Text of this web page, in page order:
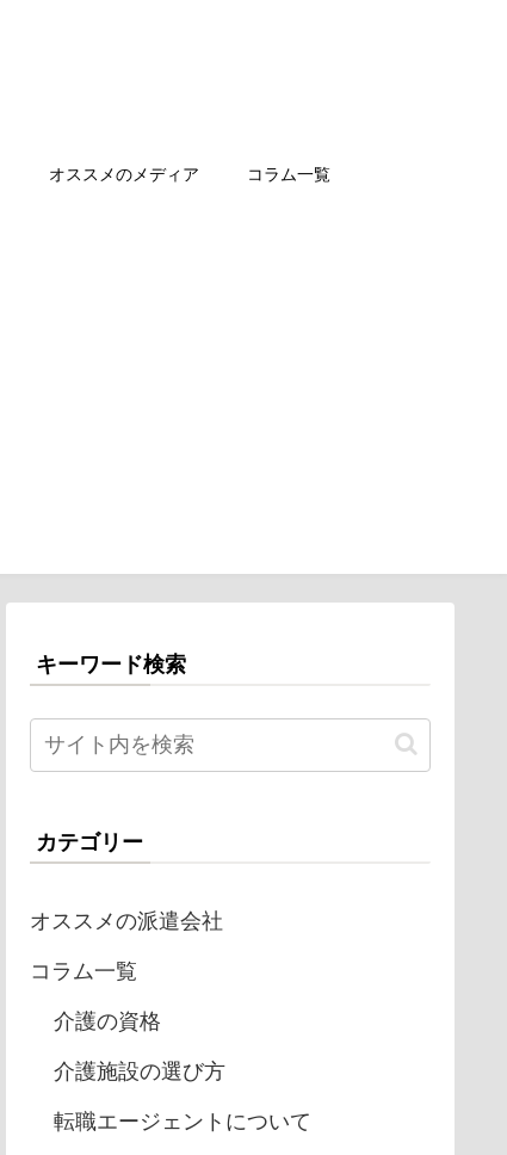
オススメのメディア コラム一覧
キーワード検索
カテゴリー
オススメの派遣会社
コラム一覧
介護の資格
介護施設の選び方
転職エージェントについて